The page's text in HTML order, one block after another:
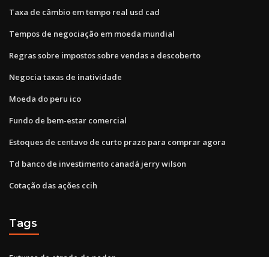
Taxa de câmbio em tempo real usd cad
Tempos de negociação em moeda mundial
Regras sobre impostos sobre vendas a descoberto
Negocia taxas de inatividade
Moeda do peru ico
Fundo de bem-estar comercial
Estoques de centavo de curto prazo para comprar agora
Td banco de investimento canadá jerry wilson
Cotação das ações ccih
Tags